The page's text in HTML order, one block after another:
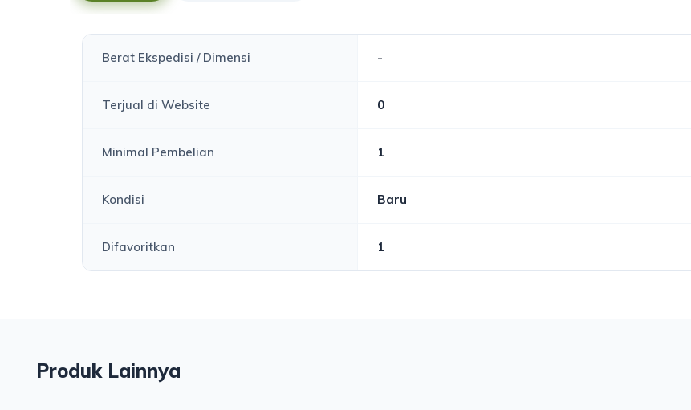
Berat Ekspedisi / Dimensi -
Terjual di Website 0
Minimal Pembelian 1
Kondisi Baru
Difavoritkan 1
Produk Lainnya